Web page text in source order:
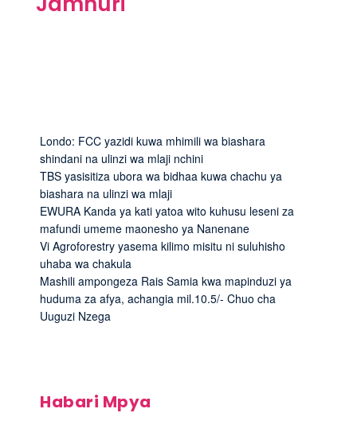
Londo: FCC yazidi kuwa mhimili wa biashara
shindani na ulinzi wa mlaji nchini
TBS yasisitiza ubora wa bidhaa kuwa chachu ya
biashara na ulinzi wa mlaji
EWURA Kanda ya kati yatoa wito kuhusu leseni za
mafundi umeme maonesho ya Nanenane
Vi Agroforestry yasema kilimo misitu ni suluhisho
uhaba wa chakula
Mashili ampongeza Rais Samia kwa mapinduzi ya
huduma za afya, achangia mil.10.5/- Chuo cha
Uuguzi Nzega
Habari Mpya